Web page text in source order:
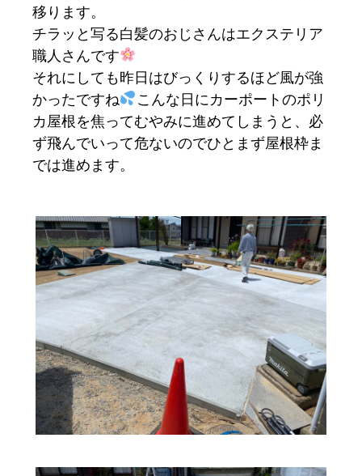
移ります。
チラッと写る白髪のおじさんはエクステリア
職人さんです
それにしても昨日はびっくりするほど風が強
かったですね
こんな日にカーポートのポリ
カ屋根を焦ってむやみに進めてしまうと、必
ず飛んでいって危ないのでひとまず屋根枠ま
では進めます。